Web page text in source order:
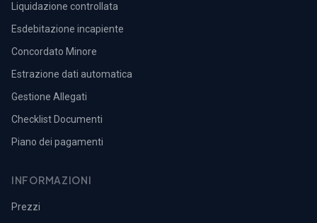
Liquidazione controllata
Esdebitazione incapiente
Concordato Minore
Estrazione dati automatica
Gestione Allegati
Checklist Documenti
Piano dei pagamenti
INFORMAZIONI
Prezzi